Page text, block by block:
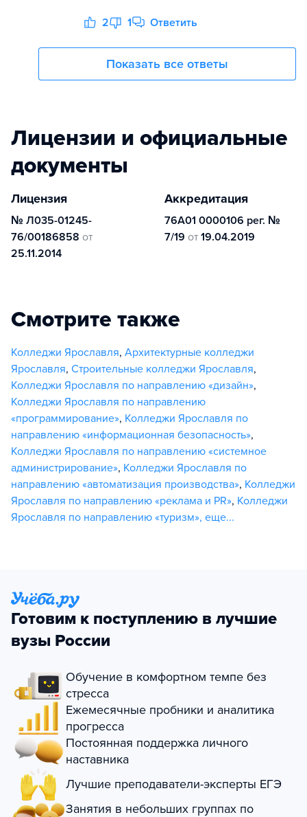
2 1 Ответить
Показать все ответы
Лицензии и официальные
документы
Лицензия
№ Л035-01245-
76/00186858 от
25.11.2014
Аккредитация
76А01 0000106 рег. №
7/19 от 19.04.2019
Смотрите также
Колледжи Ярославля, Архитектурные колледжи
Ярославля, Строительные колледжи Ярославля,
Колледжи Ярославля по направлению «дизайн»,
Колледжи Ярославля по направлению
«программирование», Колледжи Ярославля по
направлению «информационная безопасность»,
Колледжи Ярославля по направлению «системное
администрирование», Колледжи Ярославля по
направлению «автоматизация производства», Колледжи
Ярославля по направлению «реклама и PR», Колледжи
Ярославля по направлению «туризм», еще...
Готовим к поступлению в лучшие
вузы России
Обучение в комфортном темпе без
стресса
Ежемесячные пробники и аналитика
прогресса
Постоянная поддержка личного
наставника
Лучшие преподаватели-эксперты ЕГЭ
Занятия в небольших группах по